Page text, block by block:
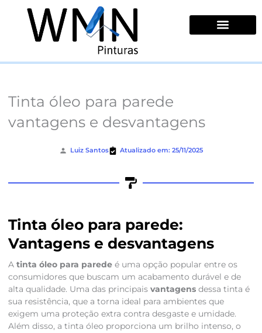
conteúdo
Tinta óleo para parede
vantagens e desvantagens
Luiz Santos Atualizado em: 25/11/2025
Tinta óleo para parede:
Vantagens e desvantagens
A tinta óleo para paredeé uma opção popular entre os
consumidores que buscam um acabamento durável e de
alta qualidade. Uma das principais vantagensdessa tinta é
sua resistência, que a torna ideal para ambientes que
exigem uma proteção extra contra desgaste e umidade.
Além disso, a tinta óleo proporciona um brilho intenso, o